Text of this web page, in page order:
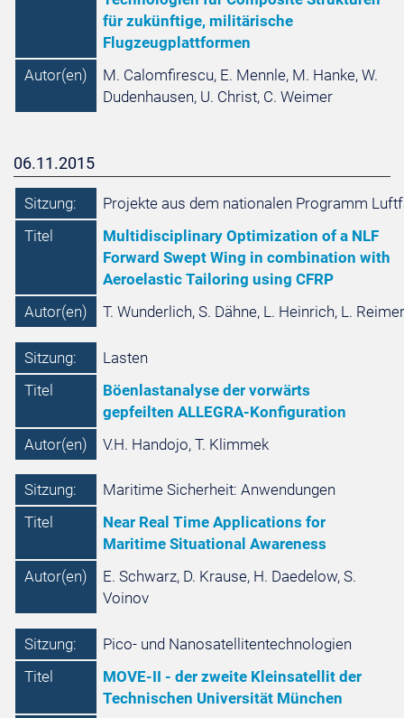
für zukünftige, militärische
Flugzeugplattformen
Autor(en)
M. Calomfirescu, E. Mennle, M. Hanke, W.
Dudenhausen, U. Christ, C. Weimer
06.11.2015
Sitzung:
Projekte aus dem nationalen Programm
Titel
Multidisciplinary Optimization of a NLF
Forward Swept Wing in combination with
Aeroelastic Tailoring using CFRP
Autor(en)
T. Wunderlich, S. Dähne, L. Heinrich, L. Reimer
Sitzung:
Lasten
Titel
Böenlastanalyse der vorwärts
gepfeilten ALLEGRA-Konfiguration
Autor(en)
V.H. Handojo, T. Klimmek
Sitzung:
Maritime Sicherheit: Anwendungen
Titel
Near Real Time Applications for
Maritime Situational Awareness
Autor(en)
E. Schwarz, D. Krause, H. Daedelow, S.
Voinov
Sitzung:
Pico- und Nanosatellitentechnologien
Titel
MOVE-II - der zweite Kleinsatellit der
Technischen Universität München